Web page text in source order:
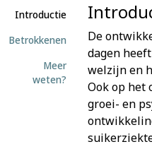
Introductie
Betrokkenen
Meer
weten?
De
dagen
welzijn en
Ook op het
groei- en